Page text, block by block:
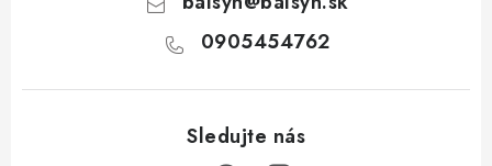
0905454762